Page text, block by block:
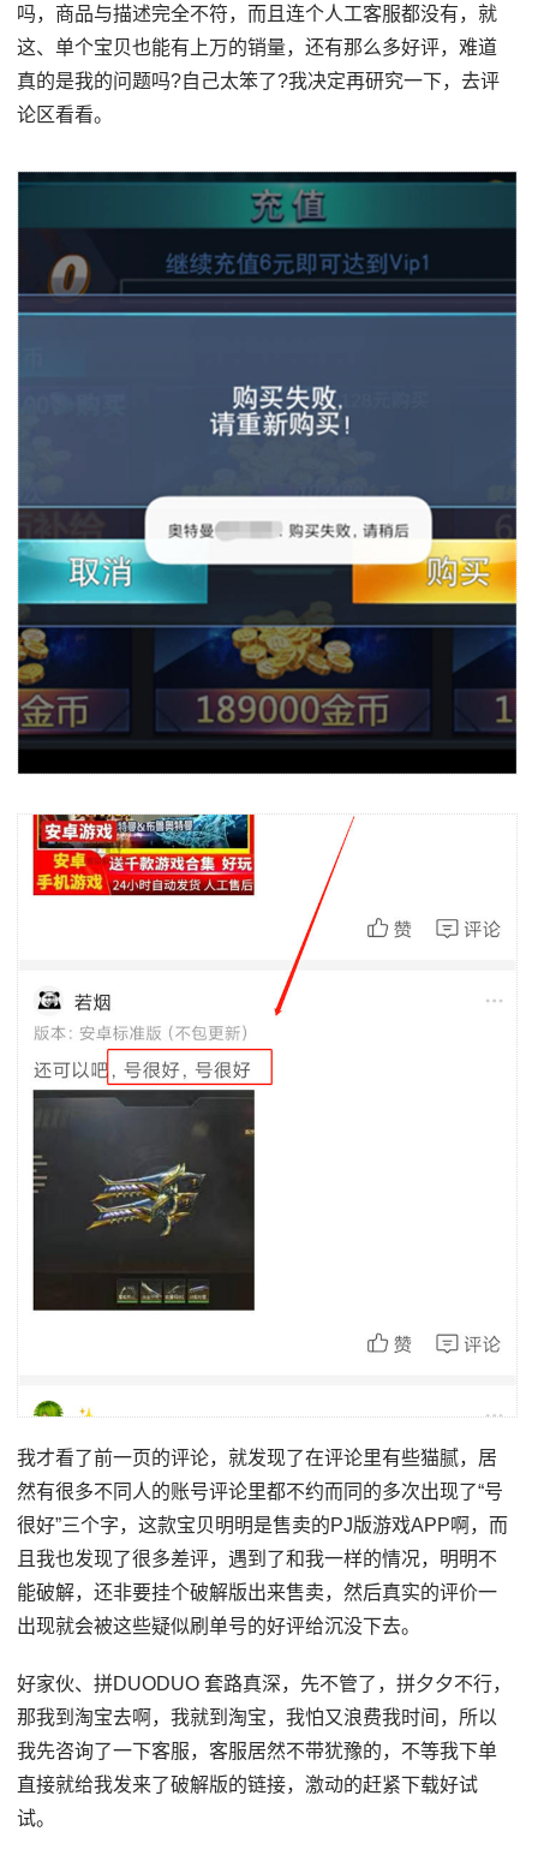
吗，商品与描述完全不符，而且连个人工客服都没有，就
这、单个宝贝也能有上万的销量，还有那么多好评，难道
真的是我的问题吗?自己太笨了?我决定再研究一下，去评
论区看看。
我才看了前一页的评论，就发现了在评论里有些猫腻，居
然有很多不同人的账号评论里都不约而同的多次出现了“号
很好”三个字，这款宝贝明明是售卖的PJ版游戏APP啊，而
且我也发现了很多差评，遇到了和我一样的情况，明明不
能破解，还非要挂个破解版出来售卖，然后真实的评价一
出现就会被这些疑似刷单号的好评给沉没下去。
好家伙、拼DUODUO 套路真深，先不管了，拼夕夕不行，
那我到淘宝去啊，我就到淘宝，我怕又浪费我时间，所以
我先咨询了一下客服，客服居然不带犹豫的，不等我下单
直接就给我发来了破解版的链接，激动的赶紧下载好试
试。